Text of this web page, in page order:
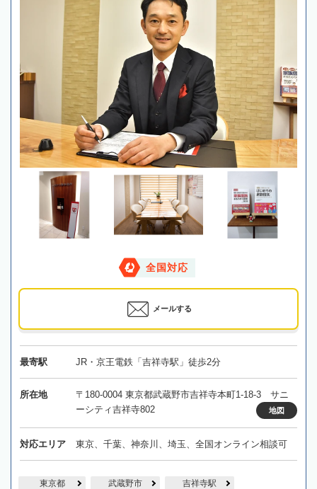
全国対応
メールする
最寄駅 JR・京王電鉄「吉祥寺駅」徒歩2分
所在地
〒180-0004 東京都武蔵野市吉祥寺本町1-18-3 サニ
ーシティ吉祥寺802
地図
対応エリア 東京、千葉、神奈川、埼玉、全国オンライン相談可
東京都 武蔵野市 吉祥寺駅